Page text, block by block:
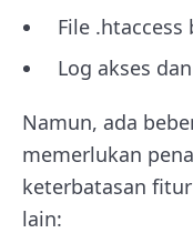
File
Log akses
Namun, ada
memerlukan
keterbatasan
lain: